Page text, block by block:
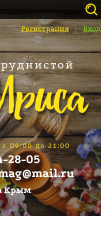
Регистрация Вход
09:00 до 21:00
28-05
Крым